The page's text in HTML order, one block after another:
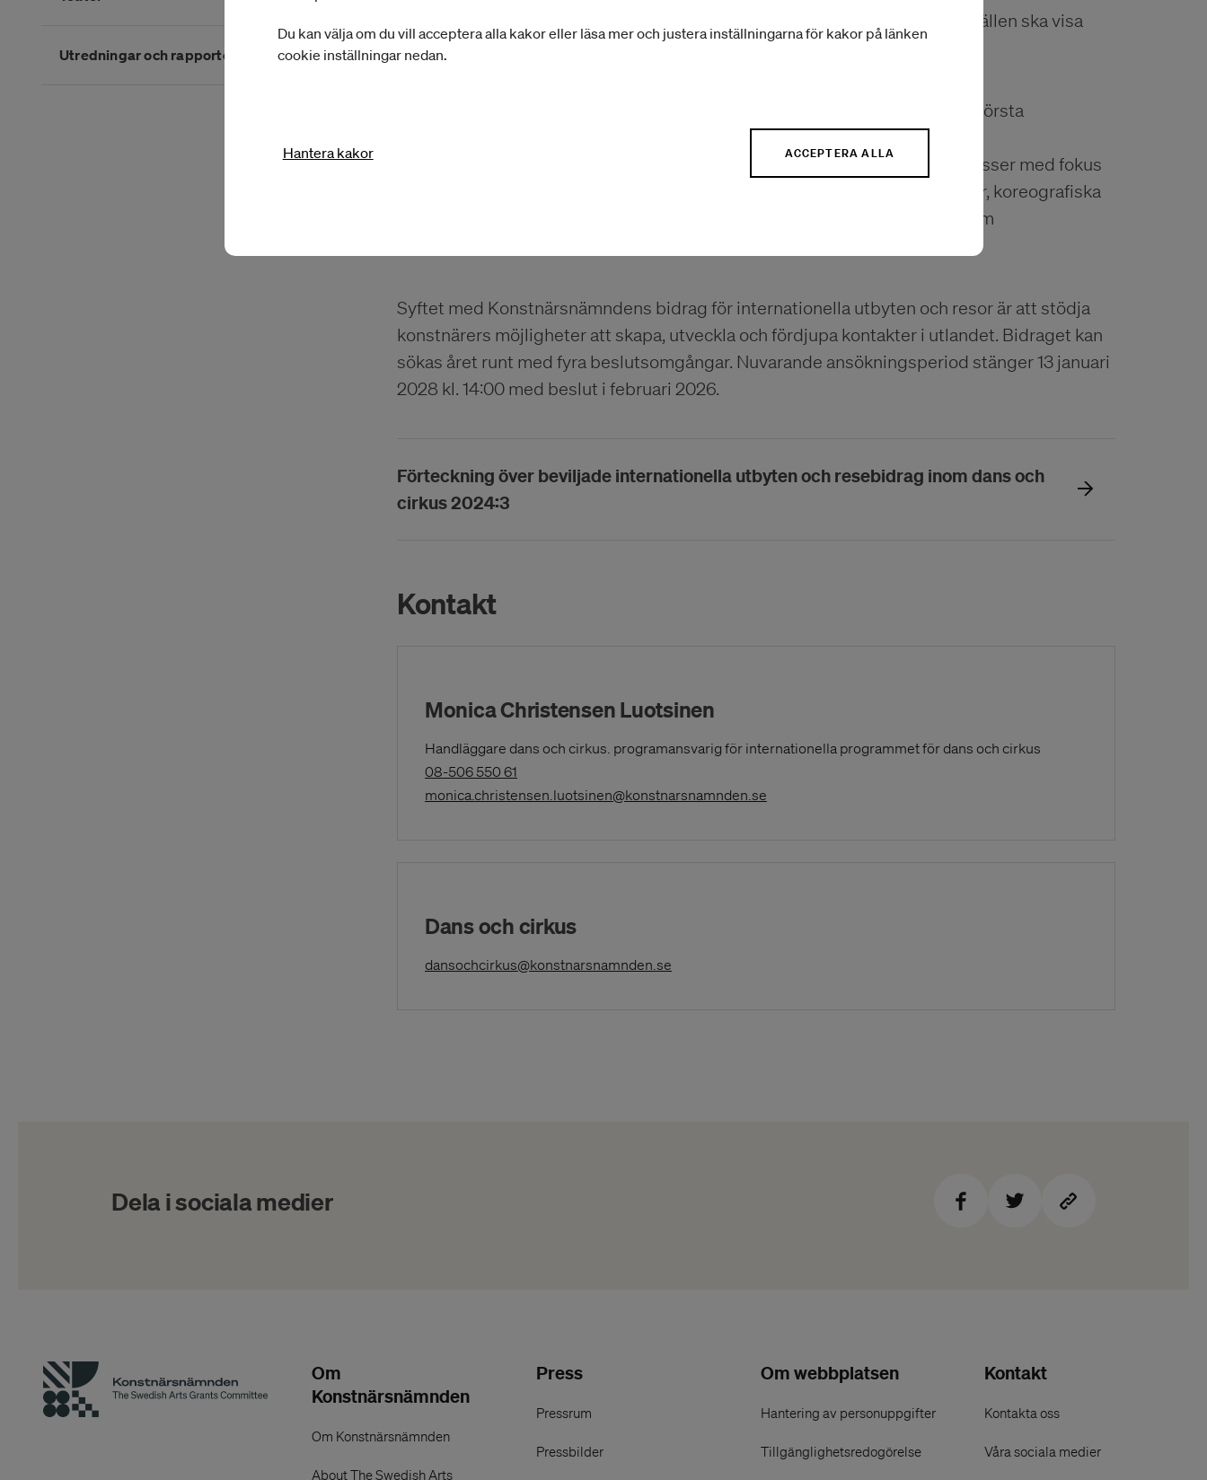
Utredningar och rapporter
surPrize på Kabaréteatern Carambolage i Bolzano, Italien där de vid tre tillfällen ska visa
föreställningen Soft Spot.
Till London reser Kyra Bergman för att inspireras och förbereda sig för sitt första
kommande uppdrag som huvudkoreograf för en musikal. Att se aktuella
musikalföreställningar, analysera koreografiskt berättande samt ta dansklasser med fokus
på musikal och fysisk teater ger möjlighet att samla konstnärliga referenser, koreografiska
idéer och inspiration till att vidareutveckla metod och konstnärliga röst inom
Syftet med Konstnärsnämndens bidrag för internationella utbyten och resor är att stödja
konstnärers möjligheter att skapa, utveckla och fördjupa kontakter i utlandet. Bidraget kan
sökas året runt med fyra beslutsomgångar. Nuvarande ansökningsperiod stänger 13 januari
2028 kl. 14:00 med beslut i februari 2026.
Förteckning över beviljade internationella utbyten och resebidrag inom dans och
cirkus 2024:3
Kontakt
Monica Christensen Luotsinen
Handläggare dans och cirkus. programansvarig för internationella programmet för dans och cirkus
08-506 550 61(Opens
in
monica.christensen.luotsinen@konstnarsnamnden.se(Opens in a New Window)
Dans och cirkus
dansochcirkus@konstnarsnamnden.se(Opens in a New Window)
Dela i sociala medier
Om
Konstnärsnämnden
Om Konstnärsnämnden
About The Swedish Arts
Press
Pressrum
Pressbilder
Om webbplatsen
Hantering av personuppgifter
Tillgänglighetsredogörelse
Kontakt
Kontakta oss
Våra sociala medier
Du kan välja om du vill acceptera alla kakor eller läsa mer och justera inställningarna för kakor på länken
cookie inställningar nedan.
Hantera kakor ACCEPTERA ALLA